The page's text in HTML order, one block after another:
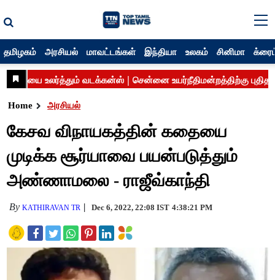
தமிழகம் அரசியல் மாவட்டங்கள் இந்தியா உலகம் சினிமா
Home அரசியல்
கேசவ விநாயகத்தின் கதையை
முடிக்க சூர்யாவை பயன்படுத்தும்
அண்ணாமலை - ராஜீவ்காந்தி
ByKATHIRAVAN TR Dec 6, 2022, 22:08 IST 4:38:21 PM